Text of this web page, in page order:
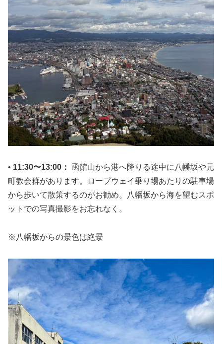
• 11:30〜13:00：
函館山から港へ降りる途中に八幡坂や元
町教会群があります。ロープウェイ乗り場あたりの駐車場
から歩いて散策するのがお勧め。八幡坂から海を望むスポ
ットでの写真撮影をお忘れなく。
※八幡坂からの景色は絶景